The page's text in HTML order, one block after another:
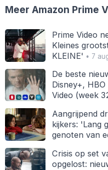
Meer Amazon Prime
Prime Video
Kleines
KLEINE' • 7
De beste
Disney+,
Video (week
Aangrijpend
kijkers: 'Lang
genoten van
Crisis op set
opgelost: